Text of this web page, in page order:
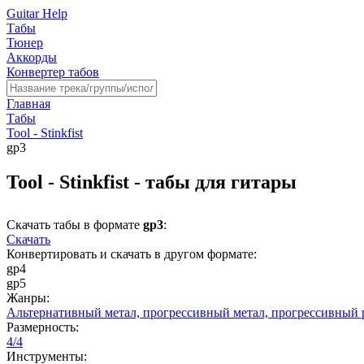
Guitar Help
Табы
Тюнер
Аккорды
Конвертер табов
Главная
Табы
Tool - Stinkfist
gp3
Tool - Stinkfist - табы для гитары
Скачать табы в формате gp3:
Скачать
Конвертировать и скачать в другом формате:
gp4
gp5
Жанры:
Альтернативный метал, прогрессивный метал, прогрессивный
Размерность:
4/4
Инструменты: